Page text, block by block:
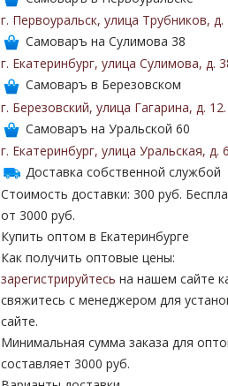
г. Первоуральск, улица Трубников, д.
Самоваръ на Сулимова 38
г. Екатеринбург, улица Сулимова, д.
Самоваръ в Березовском
г. Березовский, улица Гагарина, д. 12.
Самоваръ на Уральской 60
г. Екатеринбург, улица Уральская, д.
Доставка собственной службой
Стоимость доставки: 300 руб.
от 3000 руб.
Купить оптом в Екатеринбурге
Как получить оптовые цены:
зарегистрируйтесь на нашем сайте
свяжитесь с менеджером для
сайте.
Минимальная сумма заказа для
составляет 3000 руб.